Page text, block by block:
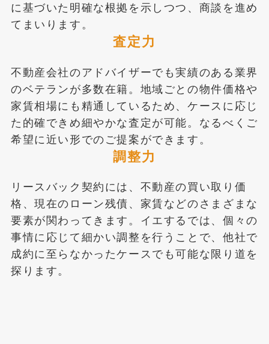
に基づいた明確な根拠を示しつつ、商談を進め
てまいります。
査定力
不動産会社のアドバイザーでも実績のある業界
のベテランが多数在籍。地域ごとの物件価格や
家賃相場にも精通しているため、ケースに応じ
た的確できめ細やかな査定が可能。なるべくご
希望に近い形でのご提案ができます。
調整力
リースバック契約には、不動産の買い取り価
格、現在のローン残債、家賃などのさまざまな
要素が関わってきます。イエするでは、個々の
事情に応じて細かい調整を行うことで、他社で
成約に至らなかったケースでも可能な限り道を
探ります。